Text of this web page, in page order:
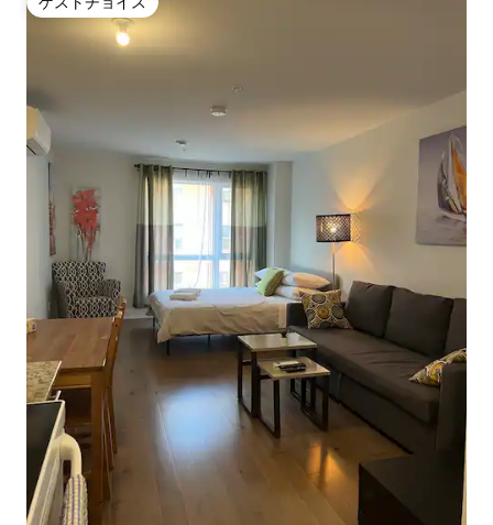
ゲストチョイス